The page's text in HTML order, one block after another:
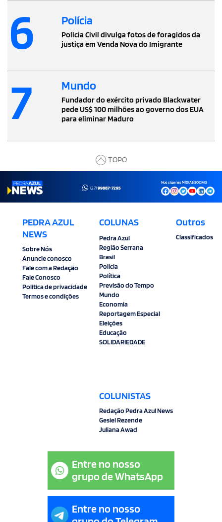
6 Polícia
Polícia Civil divulga fotos de foragidos da
justiça em Venda Nova do Imigrante
7 Mundo
Fundador do exército privado Blackwater
pede US$ 100 milhões ao governo dos EUA
para eliminar Maduro
TOPO
(27)99887-7295
Nos siga nas MÍDIAS SOCIAIS
PEDRA AZUL
NEWS
Sobre Nós
Anuncie conosco
Fale com a Redação
Fale Conosco
Politica de privacidade
Termos e condições
COLUNAS
Pedra Azul
Região Serrana
Brasil
Polícia
Política
Previsão do Tempo
Mundo
Economia
Reportagem Especial
Eleições
Educação
SOLIDARIEDADE
COLUNISTAS
Redação Pedra Azul News
Gesiel Rezende
Juliana Awad
Outros
Classificados
Entre no nosso
grupo de WhatsApp
Entre no nosso